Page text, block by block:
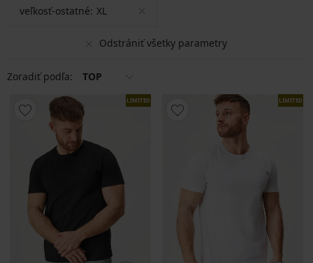
Odstrániť všetky parametry
veľkosť-ostatné: XL
Zoradiť podľa: TOP
LIMITED LIMITED